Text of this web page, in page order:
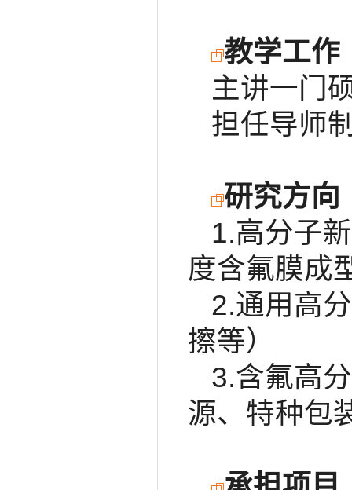
教学工作
主讲一门
担任导师
研究方向
1.高分子
度含氟膜成
2.通用高
擦等）
3.含氟高
源、特种包